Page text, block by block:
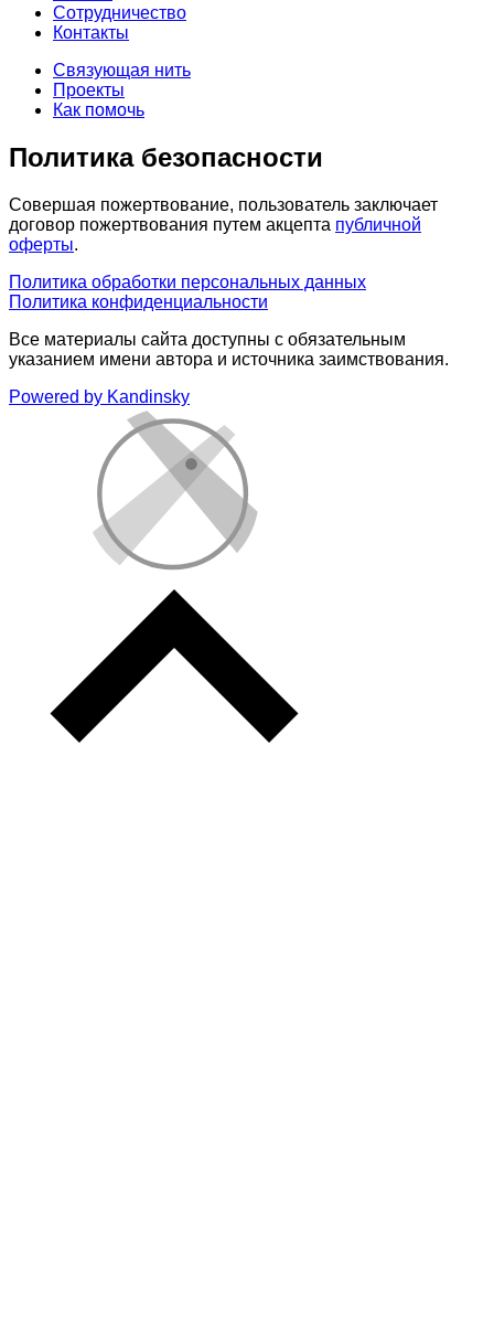
Сотрудничество
Контакты
Связующая нить
Проекты
Как помочь
Политика безопасности
Совершая пожертвование, пользователь заключает
договор пожертвования путем акцепта публичной
оферты.
Политика обработки персональных данных
Политика конфиденциальности
Все материалы сайта доступны с обязательным
указанием имени автора и источника заимствования.
Powered by Kandinsky